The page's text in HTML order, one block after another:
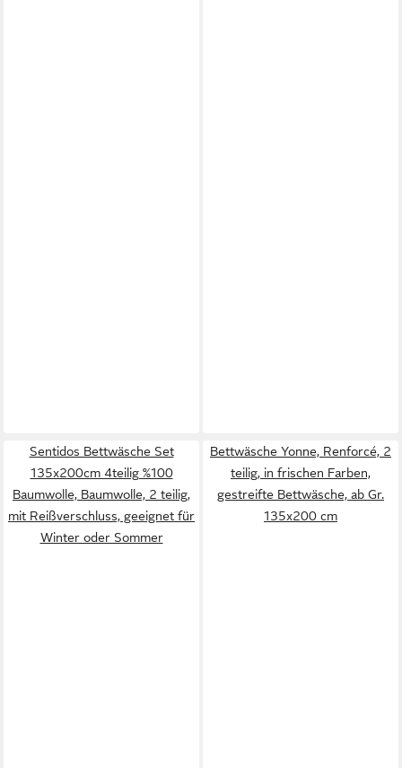
Sentidos Bettwäsche Set
135x200cm 4teilig %100
Baumwolle, Baumwolle, 2 teilig,
mit Reißverschluss, geeignet für
Winter oder Sommer
Bettwäsche Yonne, Renforcé, 2
teilig, in frischen Farben,
gestreifte Bettwäsche, ab Gr.
135x200 cm